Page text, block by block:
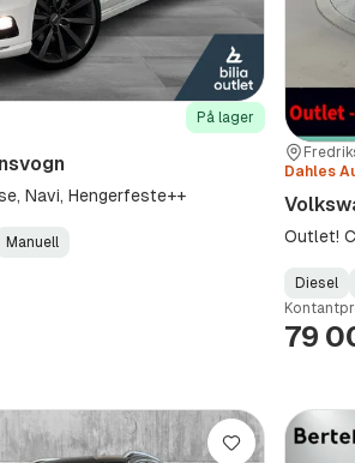
På lager
Navi, Hengerfeste++
Manuell
Sted:
Dahles
Outlet!
Fuel
Type:
Diesel
Model
Year:
Gearbox
Type:
79
Lagre